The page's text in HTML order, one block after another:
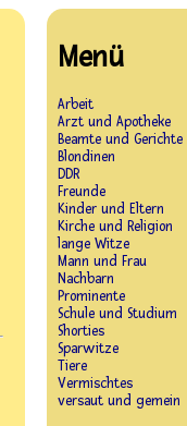
Menü
Arbeit
Arzt und Apotheke
Beamte und Gerichte
Blondinen
DDR
Freunde
Kinder und Eltern
Kirche und Religion
lange Witze
Mann und Frau
Nachbarn
Prominente
Schule und Studium
Shorties
Sparwitze
Tiere
Vermischtes
versaut und gemein